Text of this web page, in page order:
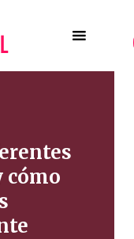
cómo